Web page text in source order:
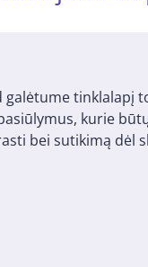
galėtume tinklalapį
kurie
bei sutikimą dėl